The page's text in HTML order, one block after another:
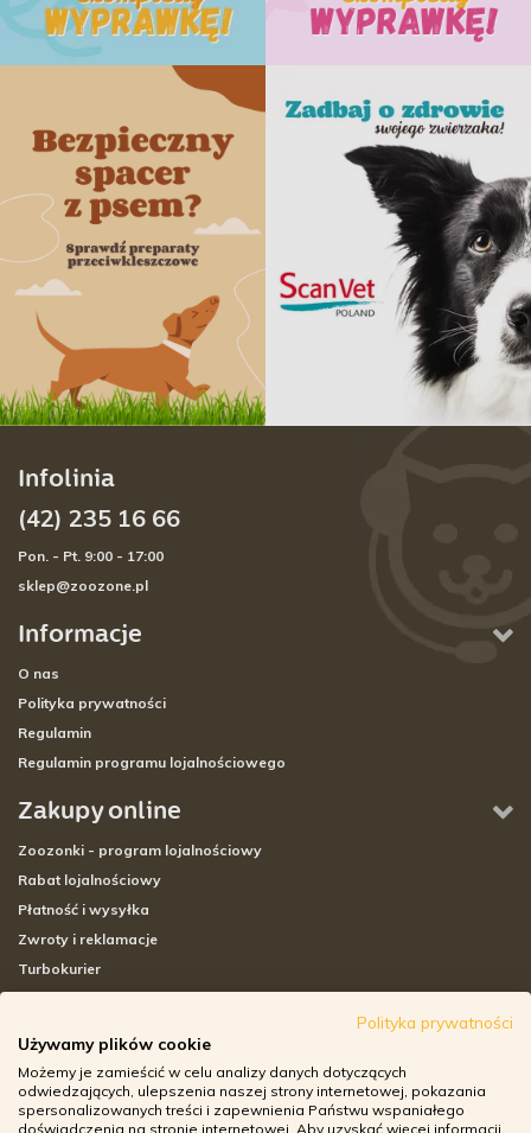
Informacje
O nas
Polityka prywatności
Regulamin
Regulamin programu lojalnościowego
Zakupy online
Zoozonki - program lojalnościowy
Rabat lojalnościowy
Płatność i wysyłka
Zwroty i reklamacje
Turbokurier
Adresy sklepów stacjonarnych
Godziny otwarcia sklepów
Aplikacja zoozone.pl
Infolinia
(42) 235 16 66
Pon. - Pt. 9:00 - 17:00
sklep@zoozone.pl
Polityka prywatności
Używamy plików cookie
Możemy je zamieścić w celu analizy danych dotyczących
odwiedzających, ulepszenia naszej strony internetowej, pokazania
spersonalizowanych treści i zapewnienia Państwu wspaniałego
doświadczenia na stronie internetowej. Aby uzyskać więcej informacji